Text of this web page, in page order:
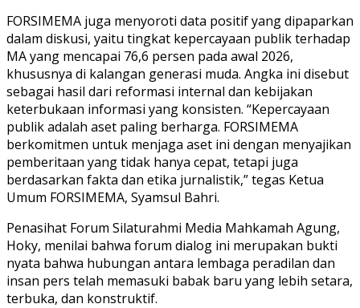
FORSIMEMA juga menyoroti data positif yang dipaparkan
dalam diskusi, yaitu tingkat kepercayaan publik terhadap
MA yang mencapai 76,6 persen pada awal 2026,
khususnya di kalangan generasi muda. Angka ini disebut
sebagai hasil dari reformasi internal dan kebijakan
keterbukaan informasi yang konsisten. “Kepercayaan
publik adalah aset paling berharga. FORSIMEMA
berkomitmen untuk menjaga aset ini dengan menyajikan
pemberitaan yang tidak hanya cepat, tetapi juga
berdasarkan fakta dan etika jurnalistik,” tegas Ketua
Umum FORSIMEMA, Syamsul Bahri.
Penasihat Forum Silaturahmi Media Mahkamah Agung,
Hoky, menilai bahwa forum dialog ini merupakan bukti
nyata bahwa hubungan antara lembaga peradilan dan
insan pers telah memasuki babak baru yang lebih setara,
terbuka, dan konstruktif.